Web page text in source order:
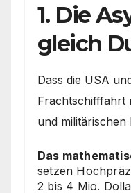
1. Die
gleich
Dass die USA
Frachtschifffahrt
und militärischen
Das
setzen
2 bis 4 Mio.